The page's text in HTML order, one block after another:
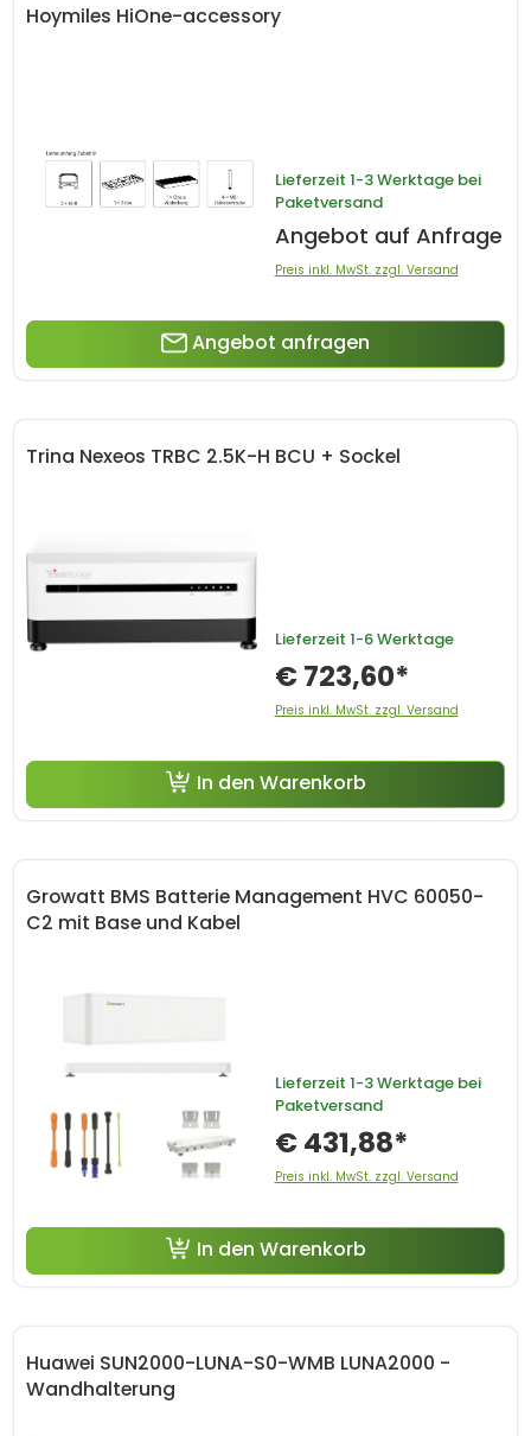
Hoymiles HiOne-accessory
Lieferzeit 1-3 Werktage bei
Paketversand
Angebot auf Anfrage
Preis inkl. MwSt. zzgl. Versand
Angebot anfragen
Trina Nexeos TRBC 2.5K-H BCU + Sockel
Lieferzeit 1-6 Werktage
€ 723,60*
Preis inkl. MwSt. zzgl. Versand
In den Warenkorb
Growatt BMS Batterie Management HVC 60050-
C2 mit Base und Kabel
Lieferzeit 1-3 Werktage bei
Paketversand
€ 431,88*
Preis inkl. MwSt. zzgl. Versand
In den Warenkorb
Huawei SUN2000-LUNA-S0-WMB LUNA2000 -
Wandhalterung